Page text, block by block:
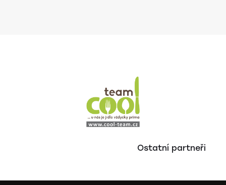
Ostatní partneři